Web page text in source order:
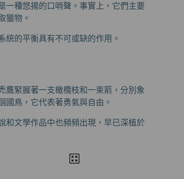
一種悠揚的口哨聲。事實上，它們主要
獵物。
統的平衡具有不可或缺的作用。
鷹緊握著一支橄欖枝和一束箭，分別象
國鳥，它代表著勇氣與自由。
和文學作品中也頻頻出現，早已深植於